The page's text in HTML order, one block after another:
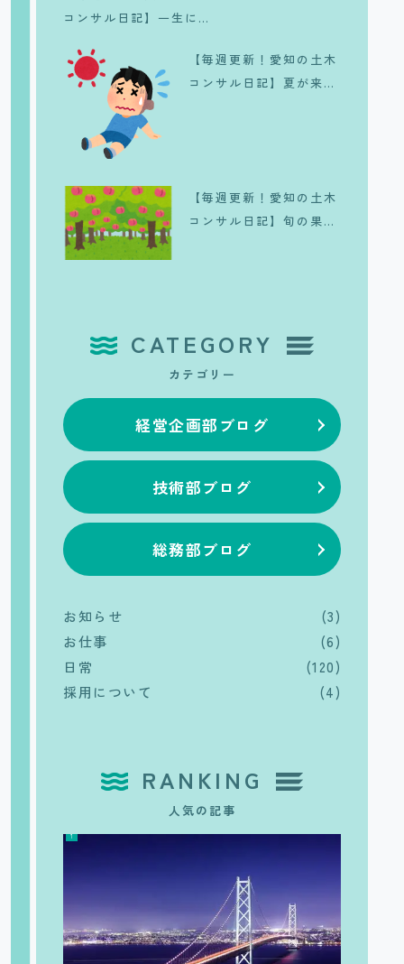
コンサル日記】一生に一
食のリアル
【毎週更新！愛知の土木
コンサル日記】夏が来
【毎週更新！愛知の土木
コンサル日記】旬の果実
CATEGORY
カテゴリー
経営企画部ブログ
技術部ブログ
総務部ブログ
お知らせ
(3)
お仕事
(6)
日常
(120)
採用について
(4)
RANKING
人気の記事